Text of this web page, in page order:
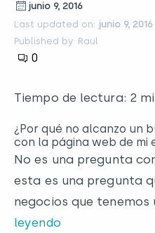
junio 9, 2016
Last updated on: junio 9, 2016
Published by: Raul
0
Tiempo de lectura: 2
¿Por qué no alcanzo un
con la página web de mi
No es una pregunta
esta es una pregunta
negocios que tenemos
leyendo